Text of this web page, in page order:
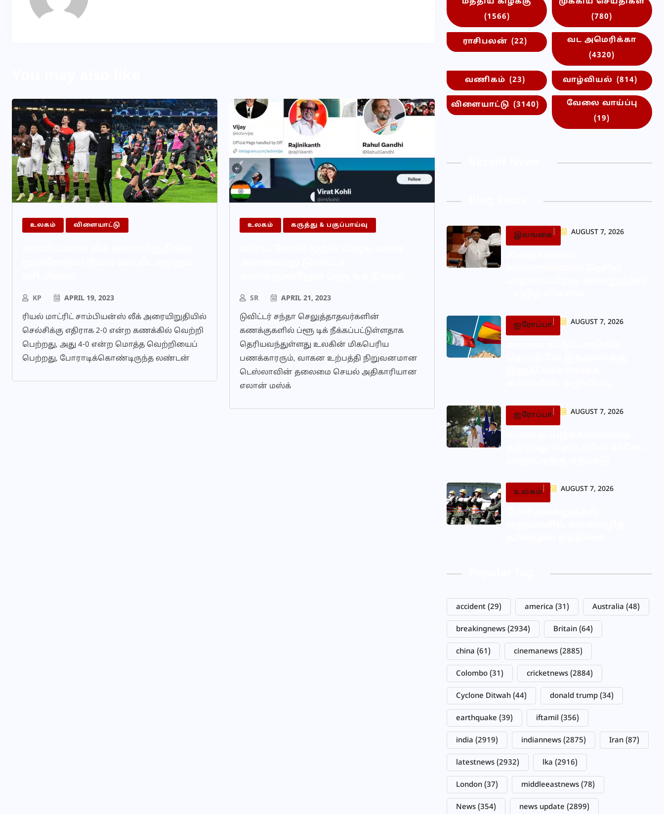
உலகம் விளையாட்டு
KP APRIL 19, 2023
ரியல் மாட்ரிட் சாம்பியன்ஸ் லீக் அரையிறுதியில்
செல்சிக்கு எதிராக 2-0 என்ற கணக்கில் வெற்றி
பெற்றது, அது 4-0 என்ற மொத்த வெற்றியைப்
பெற்றது, போராடிக்கொண்டிருந்த லண்டன்
உலகம் கருத்து & பகுப்பாய்வு
SR APRIL 21, 2023
டுவிட்டர் சந்தா செலுத்தாதவர்களின்
கணக்குகளில் ப்ளூ டிக் நீக்கப்பட்டுள்ளதாக
தெரியவந்துள்ளது உலகின் மிகபெரிய
பணக்காரரும், வாகன உற்பத்தி நிறுவனமான
டெஸ்லாவின் தலைமை செயல் அதிகாரியான
எலான் மஸ்க்
(1566)
(780)
ராசிபலன் (22)
வட அமெரிக்கா
(4320)
வணிகம் (23) வாழ்வியல் (814)
விளையாட்டு (3140)
வேலை வாய்ப்பு
(19)
இலங்கை AUGUST 7, 2026
ஐரோப்பா AUGUST 7, 2026
ஐரோப்பா AUGUST 7, 2026
உலகம் AUGUST 7, 2026
accident (29) america (31) Australia (48)
breakingnews (2934) Britain (64)
china (61) cinemanews (2885)
Colombo (31) cricketnews (2884)
Cyclone Ditwah (44) donald trump (34)
earthquake (39) iftamil (356)
india (2919) indiannews (2875) Iran (87)
latestnews (2932) lka (2916)
London (37) middleeastnews (78)
News (354) news update (2899)